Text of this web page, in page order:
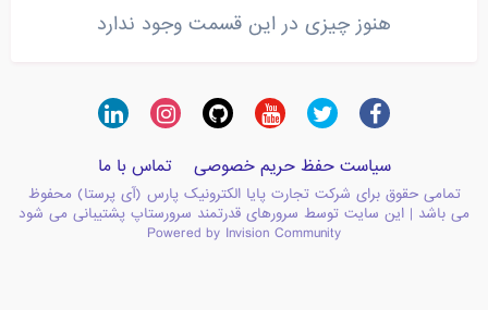
هنوز چیزی در این قسمت وجود ندارد
سیاست حفظ حریم خصوصی تماس با ما
تمامی حقوق برای شرکت تجارت پایا الکترونیک پارس (آی پرستا) محفوظ
می باشد | این سایت توسط سرورهای قدرتمند سرورستاپ پشتیبانی می شود
Powered by Invision Community